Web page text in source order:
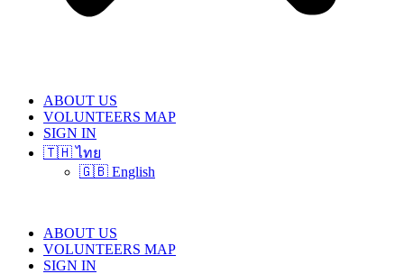
ABOUT US
VOLUNTEERS MAP
SIGN IN
🇹🇭 ไทย
🇬🇧 English
ABOUT US
VOLUNTEERS MAP
SIGN IN